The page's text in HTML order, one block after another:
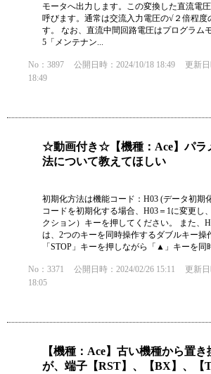
モータへ出力します。この変換した直流電
呼びます。通常は交流入力電圧の√２倍程度
す。 なお、直流中間回路電圧はプログラム
5「メンテナン...
No：3897 公開日時：2024/10/18 18:49
更新日
18:49
☆動画付き☆【機種：Ace】パラ
法について教えてほしい
初期化方法は機能コード：H03 (データ初期
コードを初期化する場合、H03＝1に変更し
クション）キーを押してください。 また、
は、2つのキーを同時操作するダブルキー操
「STOP」キーを押しながら「▲」キーを同
No：3371 公開日時：2024/02/26 15:11
更新日
18:05
【機種：Ace】古い機種から置
が、端子【RST】、【BX】、【